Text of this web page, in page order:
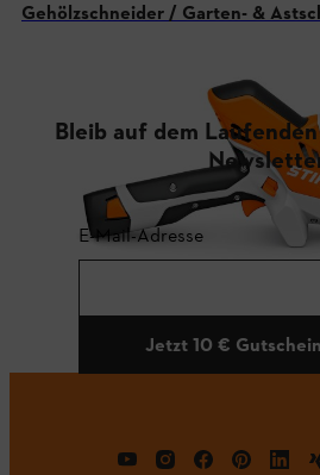
Gehölzschneider / Garten- &
Bleib auf dem
E-Mail-Adresse
Jetzt 10 €